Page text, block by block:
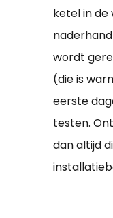
ketel in de
wordt
(die is
eerste
testen.
dan altijd